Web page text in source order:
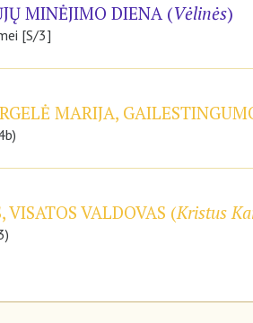
MINĖJIMO DIENA (Vėlinės)
[S/3]
MARIJA,
VISATOS VALDOVAS (Kristus